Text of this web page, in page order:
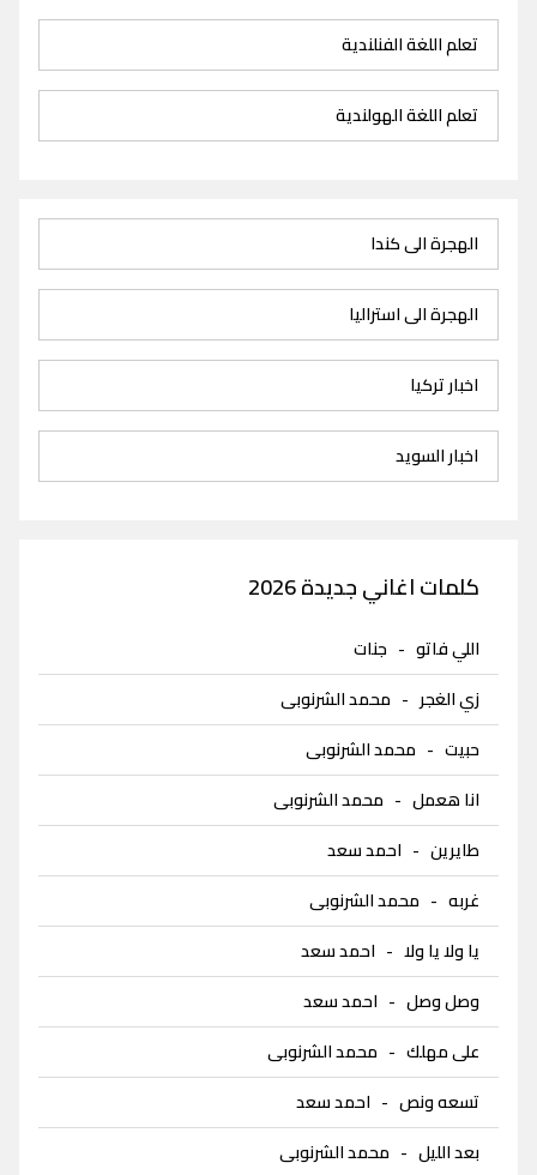
تعلم اللغة الفنلندية
تعلم اللغة الهولندية
الهجرة الى كندا
الهجرة الى استراليا
اخبار تركيا
اخبار السويد
كلمات اغاني جديدة 2026
اللي فاتو - جنات
زي الغجر- محمد الشرنوبى
حبيت - محمد الشرنوبى
انا هعمل - محمد الشرنوبى
طايرين - احمد سعد
غربه - محمد الشرنوبى
يا ولا يا ولا - احمد سعد
وصل وصل - احمد سعد
على مهلك - محمد الشرنوبى
تسعه ونص - احمد سعد
بعد الليل - محمد الشرنوبى